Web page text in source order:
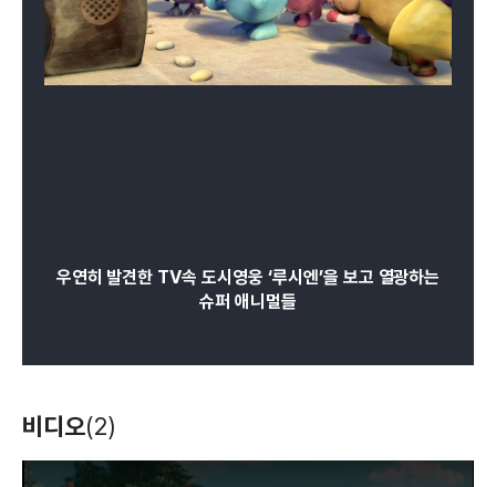
우연히 발견한 TV속 도시영웅 ‘루시엔’을 보고 열광하는
슈퍼 애니멀들
비디오(2)